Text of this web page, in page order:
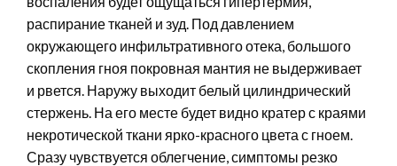
распирание тканей и зуд. Под давлением
окружающего инфильтративного отека, большого
скопления гноя покровная мантия не выдерживает
и рвется. Наружу выходит белый цилиндрический
стержень. На его месте будет видно кратер с краями
некротической ткани ярко-красного цвета с гноем.
Сразу чувствуется облегчение, симптомы резко